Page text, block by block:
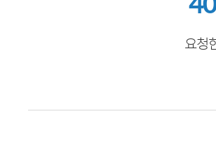
요청